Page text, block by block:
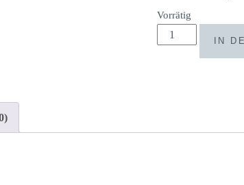
Vorrätig
Ringkissen
IN